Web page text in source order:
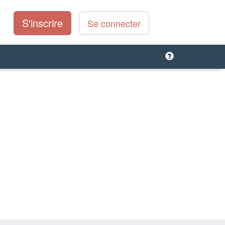
S'inscrire Se connecter